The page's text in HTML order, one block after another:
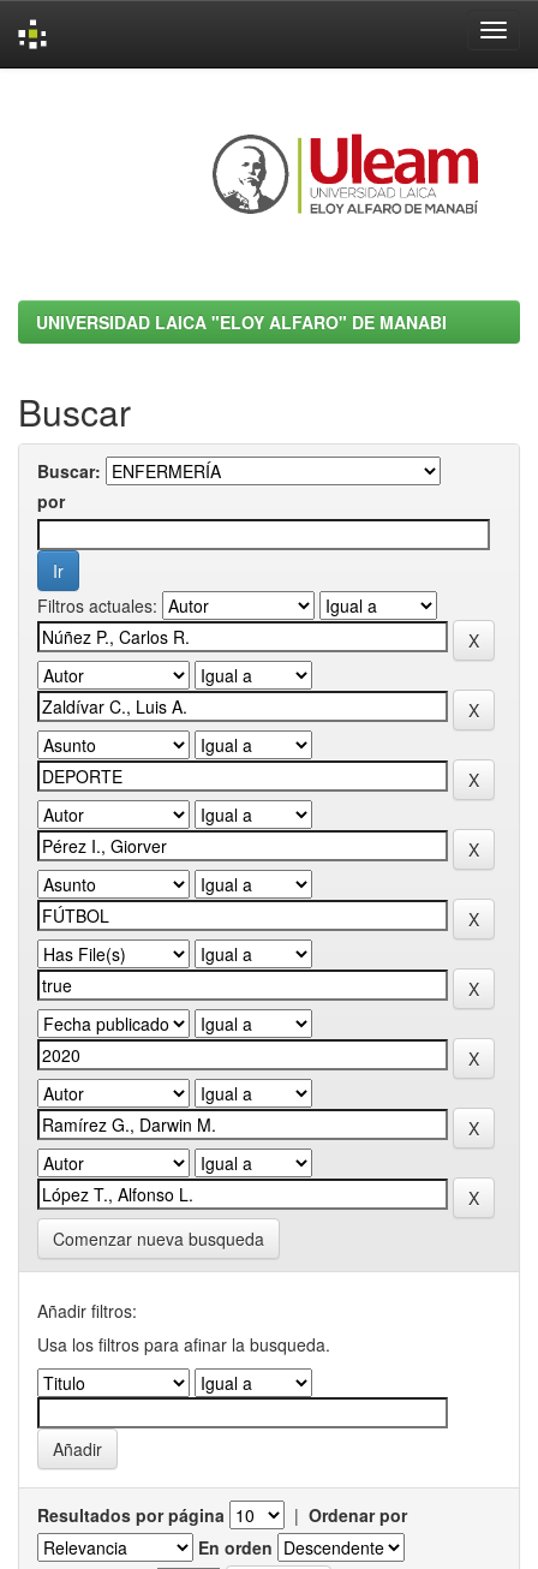
UNIVERSIDAD LAICA "ELOY ALFARO" DE MANABI
Buscar
Buscar:
por
Filtros actuales:
Comenzar nueva busqueda
Añadir filtros:
Usa los filtros para afinar la busqueda.
Resultados por página | Ordenar por
En orden